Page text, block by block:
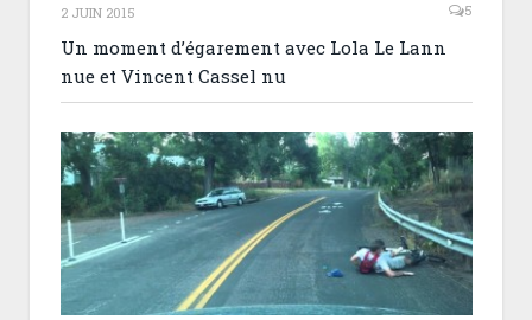
2 JUIN 2015 5
Un moment d’égarement avec Lola Le Lann
nue et Vincent Cassel nu